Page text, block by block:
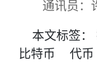
通讯员：许
本文标签：
比特币
代币